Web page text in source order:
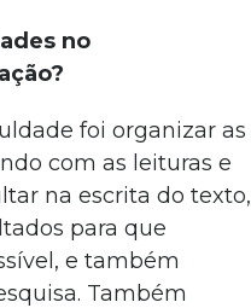
no
foi organizar as
com as leituras e
na escrita do texto,
para que
e também
Também